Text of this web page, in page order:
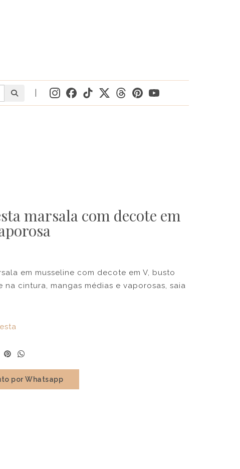
marsala com decote em
em musseline com decote em V, busto
na cintura, mangas médias e vaporosas, saia
por Whatsapp